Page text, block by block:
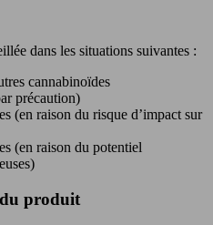
dans les situations suivantes :
cannabinoïdes
précaution)
(en raison du risque d’impact sur
(en raison du potentiel
produit